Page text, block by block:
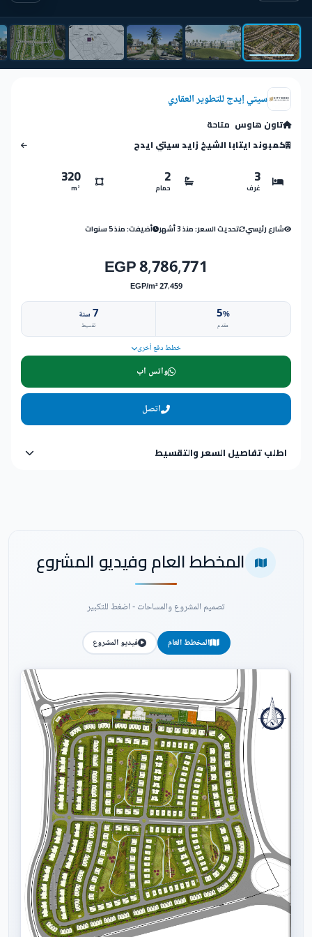
سيتي إيدج للتطوير العقاري
تاون هاوس متاحة
كمبوند ايتابا الشيخ زايد سيتي ايدج
3
غرف
2
حمام
320
m²
شارع رئيسي تحديث السعر: منذ 3 أشهر أضيفت: منذ 5 سنوات
8,786,771 EGP
27,459 EGP/m²
5%
مقدم
7سنة
تقسيط
خطط دفع أخرى
واتس اب
اتصل
اطلب تفاصيل السعر والتقسيط
المخطط العام وفيديو المشروع
تصميم المشروع والمساحات - اضغط للتكبير
المخطط العام فيديو المشروع